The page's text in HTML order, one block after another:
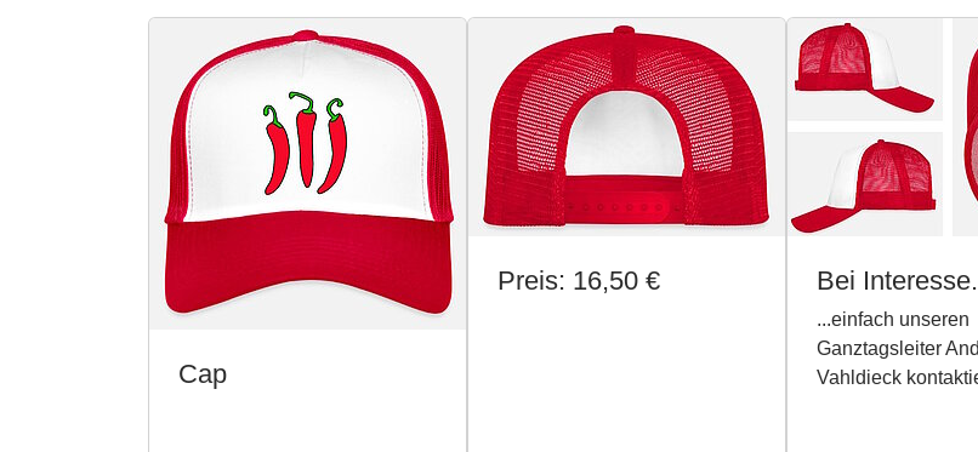
Cap
Preis: 16,50 € Bei
...einfach unseren
Ganztagsleiter
Vahldieck